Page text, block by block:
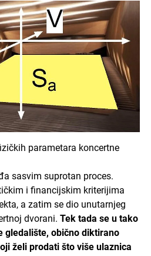
parametara koncertne
sasvim suprotan proces.
i financijskim kriterijima
a zatim se dio unutarnjeg
dvorani. Tek tada se u tako
gledalište, obično diktirano
želi prodati što više ulaznica